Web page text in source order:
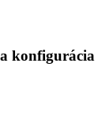
konfigurácia